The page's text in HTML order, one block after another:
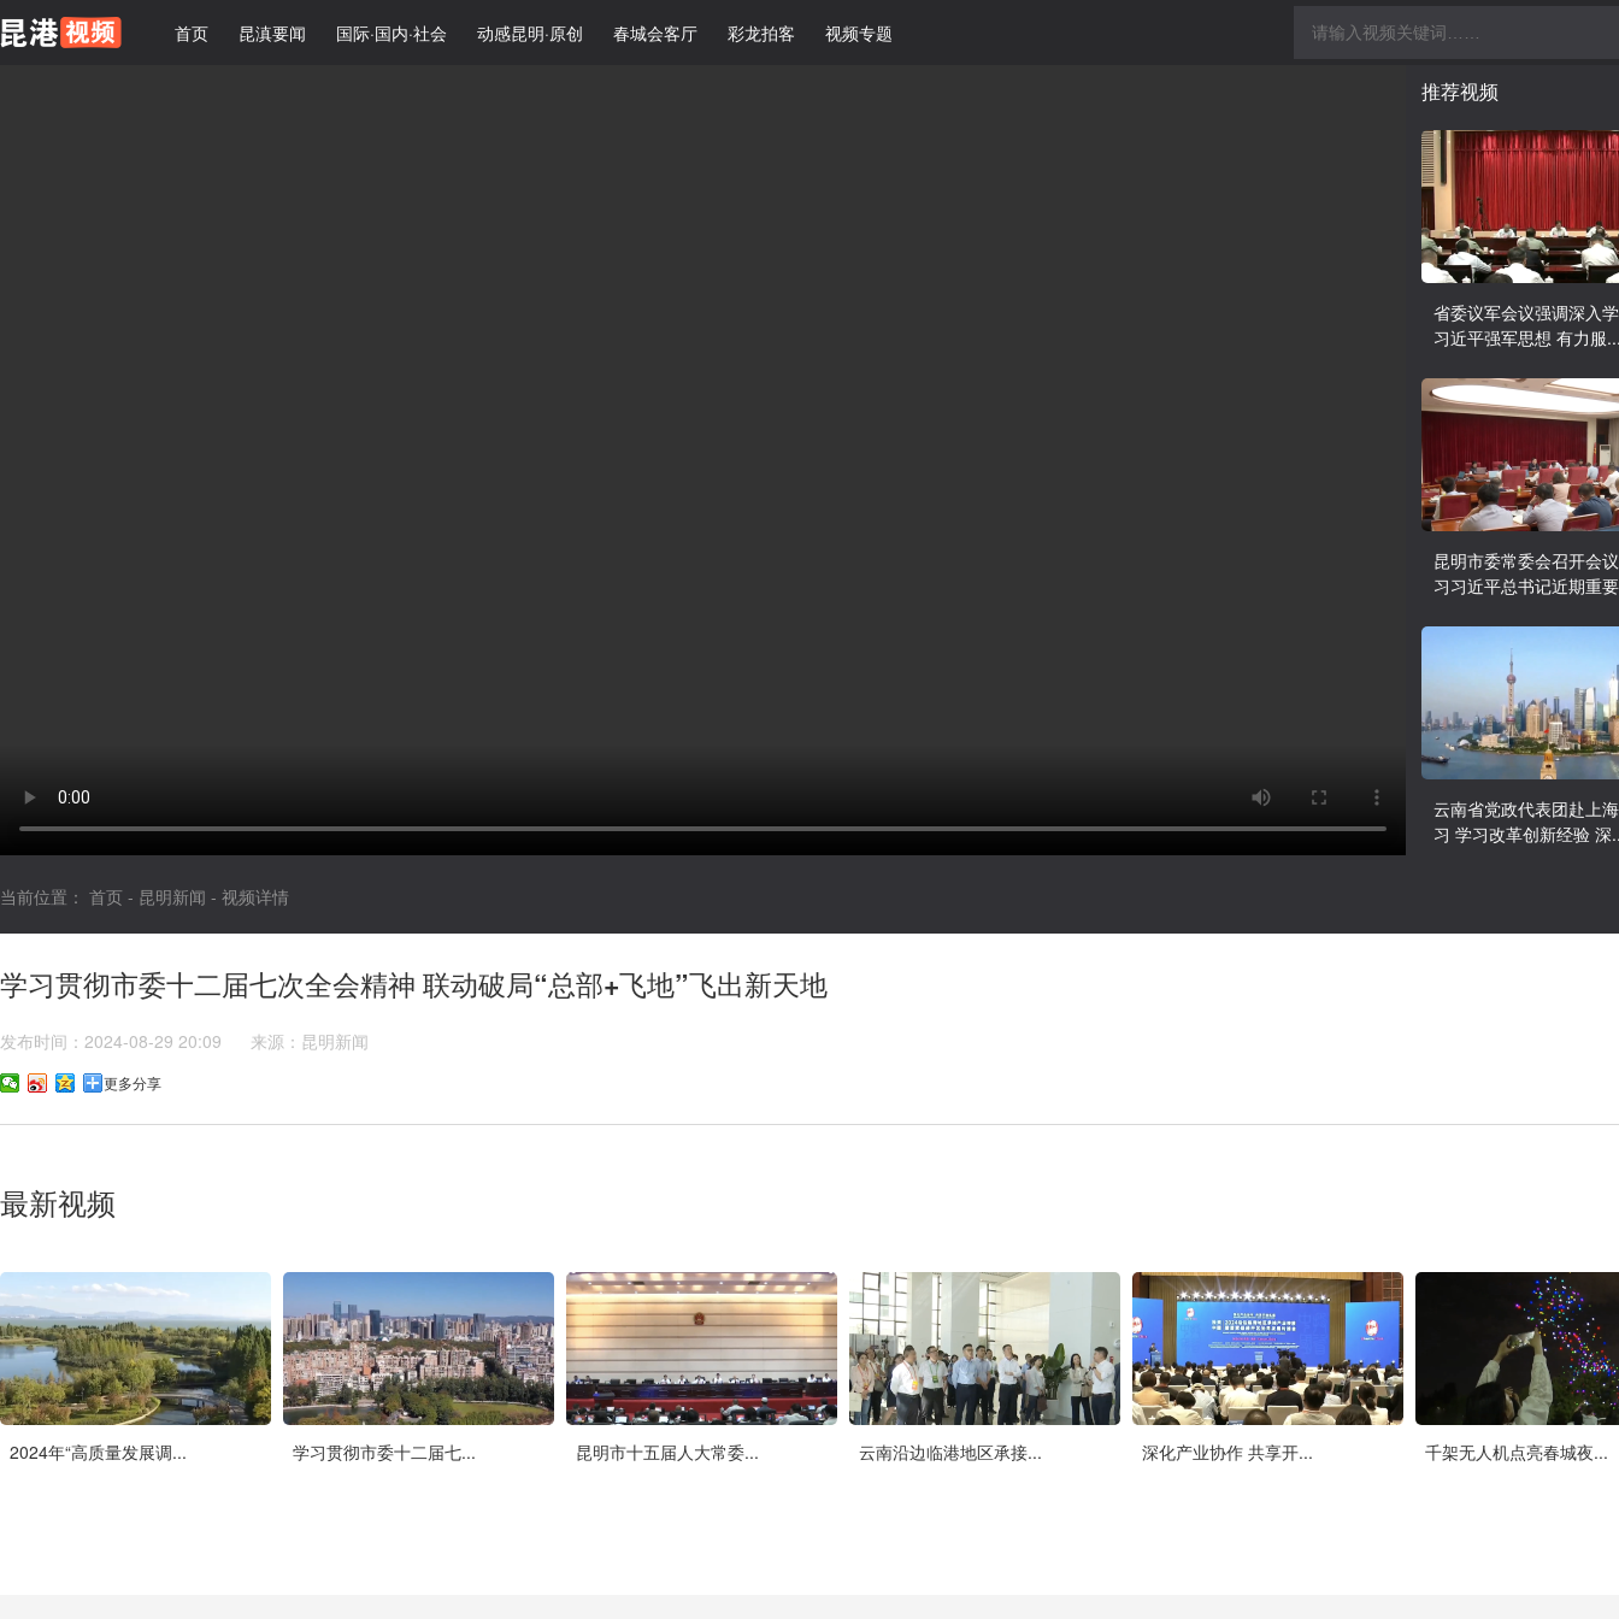
首页 昆滇要闻 国际·国内·社会 动感昆明·原创 春城会客厅 彩龙拍客 视频专题
推荐视频
省委议军会议强调深入
习近平强军思想 有力服
昆明市委常委会召开会
习习近平总书记近期重
云南省党政代表团赴上
习 学习改革创新经验 深
当前位置： 首页 - 昆明新闻 - 视频详情
学习贯彻市委十二届七次全会精神 联动破局“总部+飞地”飞出新天地
发布时间：2024-08-29 20:09 来源：昆明新闻
更多分享
最新视频
2024年“高质量发展调... 学习贯彻市委十二届七... 昆明市十五届人大常委... 云南沿边临港地区承接... 深化产业协作 共享开... 千架无人机点亮春城夜...